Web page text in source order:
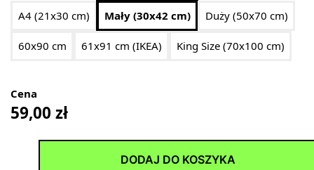
A4 (21x30 cm) Mały (30x42 cm) Duży (50x70 cm)
60x90 cm 61x91 cm (IKEA) King Size (70x100 cm)
Cena
59,00 zł
DODAJ DO KOSZYKA